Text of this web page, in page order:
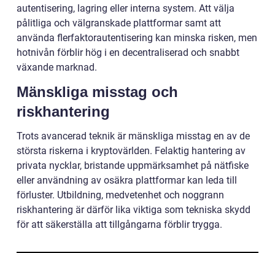
autentisering, lagring eller interna system. Att välja
pålitliga och välgranskade plattformar samt att
använda flerfaktorautentisering kan minska risken, men
hotnivån förblir hög i en decentraliserad och snabbt
växande marknad.
Mänskliga misstag och
riskhantering
Trots avancerad teknik är mänskliga misstag en av de
största riskerna i kryptovärlden. Felaktig hantering av
privata nycklar, bristande uppmärksamhet på nätfiske
eller användning av osäkra plattformar kan leda till
förluster. Utbildning, medvetenhet och noggrann
riskhantering är därför lika viktiga som tekniska skydd
för att säkerställa att tillgångarna förblir trygga.